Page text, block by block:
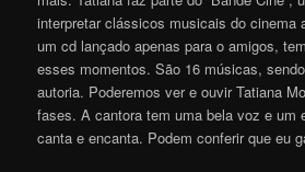
interpretar clássicos musicais do cinema
um cd lançado apenas para o amigos,
esses momentos. São 16 músicas,
autoria. Poderemos ver e ouvir Tatiana
fases. A cantora tem uma bela voz e um
canta e encanta. Podem conferir que eu